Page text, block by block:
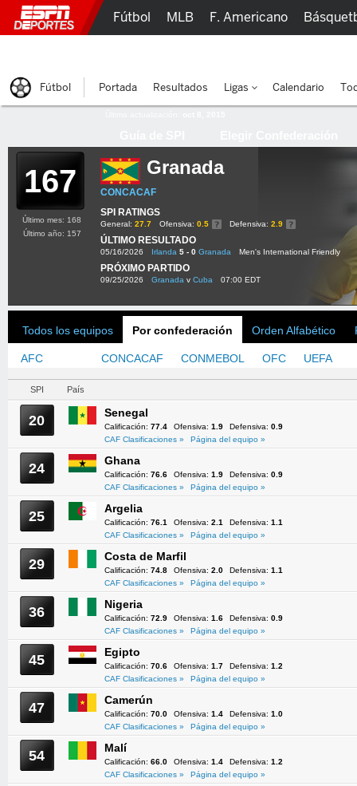
167 Granada
CONCACAF
SPI RATINGS
General: 27.7 Ofensiva: 0.5 Defensiva: 2.9
ÚLTIMO RESULTADO
05/16/2026 Irlanda 5 - 0 Granada Men's International Friendly
PRÓXIMO PARTIDO
09/25/2026 Granada v Cuba 07:00 EDT
Último mes: 168
Último año: 157
Todos los equipos Por confederación Orden Alfabético
AFC CONCACAF CONMEBOL OFC UEFA
SPI País
20 Senegal
Calificación: 77.4 Ofensiva: 1.9 Defensiva: 0.9
CAF Clasificaciones »
Página del equipo »
24 Ghana
Calificación: 76.6 Ofensiva: 1.9 Defensiva: 0.9
CAF Clasificaciones »
Página del equipo »
25 Argelia
Calificación: 76.1 Ofensiva: 2.1 Defensiva: 1.1
CAF Clasificaciones »
Página del equipo »
29 Costa de Marfil
Calificación: 74.8 Ofensiva: 2.0 Defensiva: 1.1
CAF Clasificaciones »
Página del equipo »
36 Nigeria
Calificación: 72.9 Ofensiva: 1.6 Defensiva: 0.9
CAF Clasificaciones »
Página del equipo »
45 Egipto
Calificación: 70.6 Ofensiva: 1.7 Defensiva: 1.2
CAF Clasificaciones »
Página del equipo »
47 Camerún
Calificación: 70.0 Ofensiva: 1.4 Defensiva: 1.0
CAF Clasificaciones »
Página del equipo »
54 Malí
Calificación: 66.0 Ofensiva: 1.4 Defensiva: 1.2
CAF Clasificaciones »
Página del equipo »
Fútbol MLB F. Americano
Fútbol Portada Resultados Ligas Calendario